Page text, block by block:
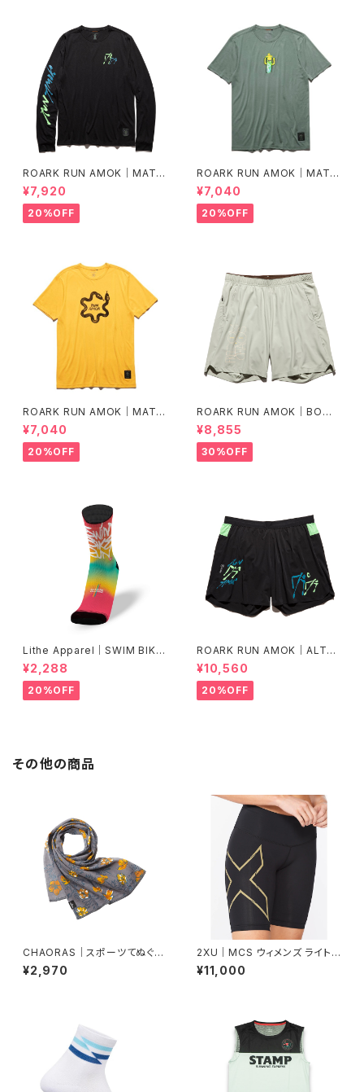
ROARK RUN AMOK｜MATHI
S LS col.BLACK FJORD
¥7,920
20%OFF
ROARK RUN AMOK｜MATHI
S CORE SS col.FOREST
¥7,040
20%OFF
ROARK RUN AMOK｜MATHI
S CORE SS col.SUNBURST
¥7,040
20%OFF
ROARK RUN AMOK｜BOM
MER 2.0 7" Col.CHAPARRA
L
¥8,855
30%OFF
Lithe Apparel｜SWIM BIKE
RUN [COLOR]
¥2,288
20%OFF
ROARK RUN AMOK｜ALTA
5" Col.BLACK FJORD
¥10,560
20%OFF
その他の商品
CHAORAS｜スポーツてぬぐい
（シナノキンバイ）
¥2,970
2XU｜MCS ウィメンズ ライトス
ピード ミッドライズ コンプレッシ
ョンショート WA6593B BLK/G
¥11,000